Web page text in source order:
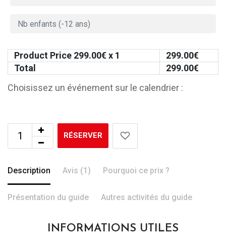
Product Price 299.00€ x 1 299.00€
Total
299.00€
Choisissez un événement sur le calendrier :
RÉSERVER
Description Avis (1) Pourquoi ce prix ?
Présentation du guide Autres activités du guide
INFORMATIONS UTILES